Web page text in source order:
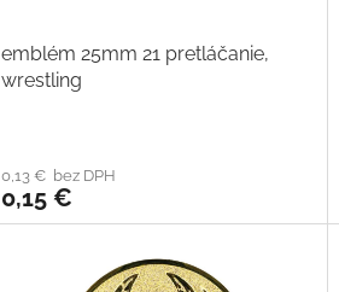
emblém 25mm 21 pretláčanie,
wrestling
0,13 € bez DPH
0,15 €